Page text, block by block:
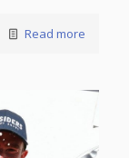
Read more